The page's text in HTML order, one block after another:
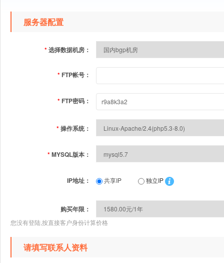
服务器配置
*选择数据机房：
* FTP帐号：
* FTP密码：
*操作系统：
*MYSQL版本：
IP地址： 共享IP 独立IP
购买年限：
您没有登陆,按直接客户身份计算价格
请填写联系人资料